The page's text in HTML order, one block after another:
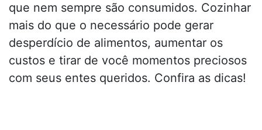
que nem sempre são consumidos. Cozinhar
mais do que o necessário pode gerar
desperdício de alimentos, aumentar os
custos e tirar de você momentos preciosos
com seus entes queridos. Confira as dicas!